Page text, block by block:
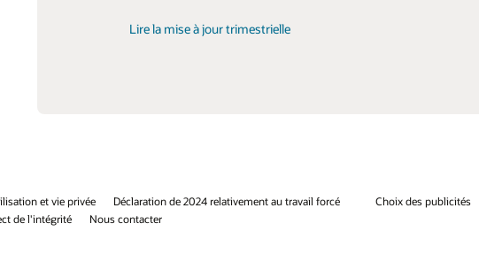
Lire la mise à jour trimestrielle
et vie privée Déclaration de 2024 relativement au travail forcé Choix des publicités
de l'intégrité
Nous contacter